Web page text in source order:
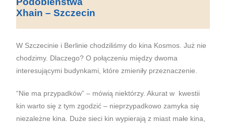
Xhain – Szczecin
W Szczecinie i Berlinie chodziliśmy do kina Kosmos. Już nie
chodzimy. Dlaczego? O połączeniu między dwoma
interesującymi budynkami, które zmieniły przeznaczenie.
“Nie ma przypadków” – mówią niektórzy. Akurat w kwestii
kin warto się z tym zgodzić – nieprzypadkowo zamyka się
niezależne kina. Duże sieci kin wypierają z miast małe kina,